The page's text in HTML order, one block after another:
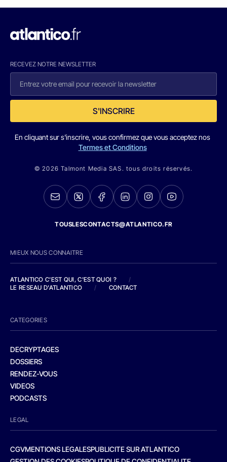
RECEVEZ NOTRE NEWSLETTER
S'INSCRIRE
En cliquant sur s'inscrire, vous confirmez que vous acceptez nos
Termes et Conditions
© 2026 Talmont Media SAS. tous droits réservés.
TOUSLESCONTACTS@ATLANTICO.FR
MIEUX NOUS CONNAITRE
ATLANTICO C'EST QUI, C'EST QUOI ?
/
LE RESEAU D'ATLANTICO
/ CONTACT
CATEGORIES
DECRYPTAGES
DOSSIERS
RENDEZ-VOUS
VIDEOS
PODCASTS
LEGAL
CGVMENTIONS LEGALESPUBLICITE SUR ATLANTICO